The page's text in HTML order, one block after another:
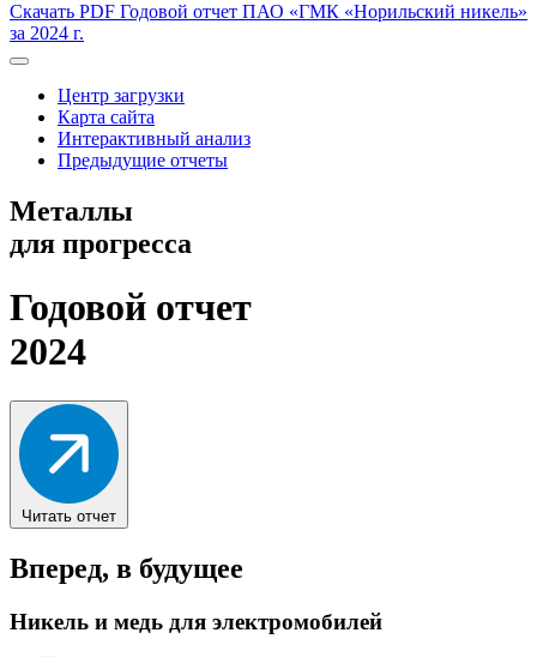
Скачать PDF Годовой отчет ПАО «ГМК «Норильский никель»
за 2024 г.
Центр загрузки
Карта сайта
Интерактивный анализ
Предыдущие отчеты
Металлы
для прогресса
Годовой отчет
2024
Читать отчет
Вперед, в будущее
Никель и медь для электромобилей